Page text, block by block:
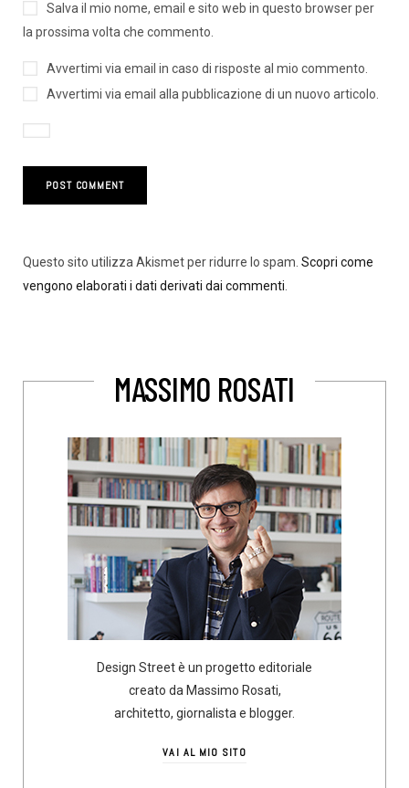
Salva il mio nome, email e sito web in questo browser per
la prossima volta che commento.
Avvertimi via email in caso di risposte al mio commento.
Avvertimi via email alla pubblicazione di un nuovo articolo.
Questo sito utilizza Akismet per ridurre lo spam. Scopri come
vengono elaborati i dati derivati dai commenti.
MASSIMO ROSATI
Design Street è un progetto editoriale
creato da Massimo Rosati,
architetto, giornalista e blogger.
VAI AL MIO SITO